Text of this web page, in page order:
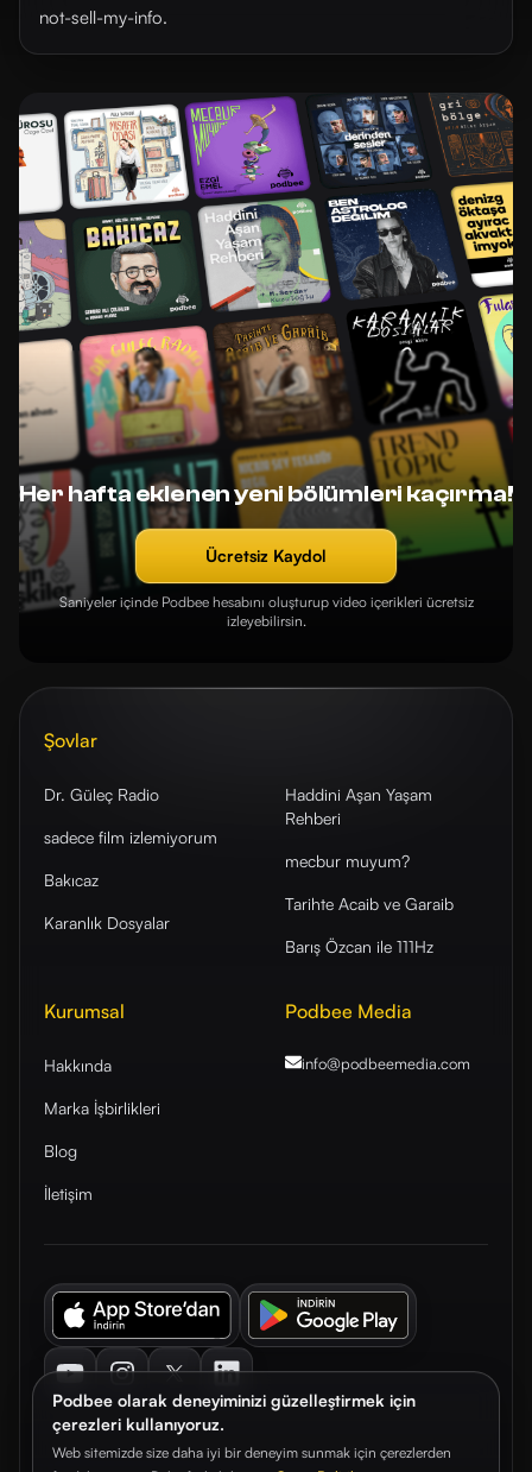
Podbee olarak deneyiminizi güzelleştirmek için
çerezleri kullanıyoruz.
Web sitemizde size daha iyi bir deneyim sunmak için çerezlerden
not-sell-my-info.
Her hafta eklenen yeni bölümleri kaçırma!
Ücretsiz Kaydol
Saniyeler içinde Podbee hesabını oluşturup video içerikleri ücretsiz
izleyebilirsin.
Şovlar
Dr. Güleç Radio
sadece film izlemiyorum
Bakıcaz
Karanlık Dosyalar
Haddini Aşan Yaşam
Rehberi
mecbur muyum?
Tarihte Acaib ve Garaib
Barış Özcan ile 111Hz
Kurumsal
Hakkında
Marka İşbirlikleri
Blog
İletişim
Podbee Media
info@podbeemedia.com